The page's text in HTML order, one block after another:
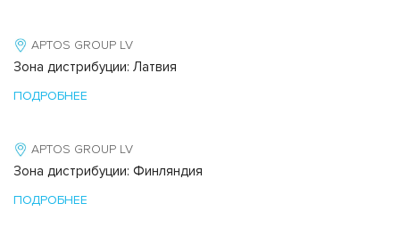
APTOS GROUP LV
Зона дистрибуции: Латвия
ПОДРОБНЕЕ
APTOS GROUP LV
Зона дистрибуции: Финляндия
ПОДРОБНЕЕ